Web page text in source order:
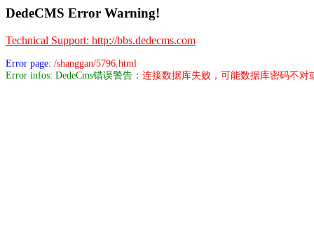
DedeCMS Error Warning!
Technical Support: http://bbs.dedecms.com
Error page: /shanggan/5796.html
Error infos: DedeCms错误警告： 连接数据库失败，可能数据库密码不对